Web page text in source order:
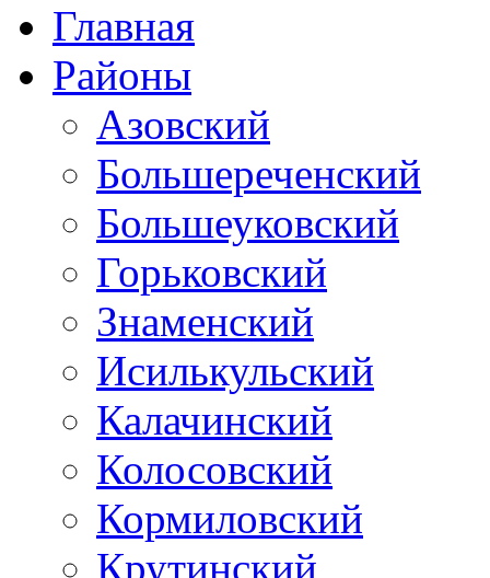
Главная
Районы
Азовский
Большереченский
Большеуковский
Горьковский
Знаменский
Исилькульский
Калачинский
Колосовский
Кормиловский
Крутинский